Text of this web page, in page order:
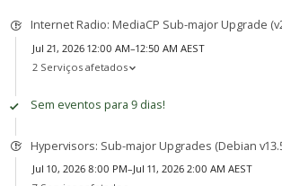
Internet Radio: MediaCP Sub-major Upgrade
Jul 21, 2026 12:00 AM–12:50 AM AEST
2 Serviços afetados
Sem eventos para 9 dias!
Hypervisors: Sub-major Upgrades (Debian v13.5,
Jul 10, 2026 8:00 PM–Jul 11, 2026 2:00 AM AEST